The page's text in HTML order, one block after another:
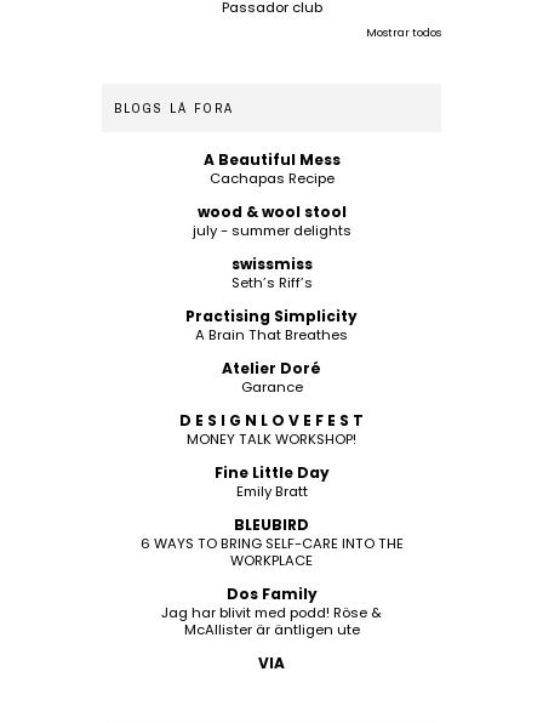
Passador club
Mostrar todos
BLOGS LÁ FORA
A Beautiful Mess
Cachapas Recipe
wood & wool stool
july - summer delights
swissmiss
Seth’s Riff’s
Practising Simplicity
A Brain That Breathes
Atelier Doré
Garance
D E S I G N L O V E F E S T
MONEY TALK WORKSHOP!
Fine Little Day
Emily Bratt
BLEUBIRD
6 WAYS TO BRING SELF-CARE INTO THE
WORKPLACE
Dos Family
Jag har blivit med podd! Röse &
McAllister är äntligen ute
VIA